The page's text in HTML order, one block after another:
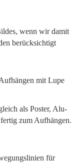
wenn wir damit
berücksichtigt
als Poster, Alu-
zum Aufhängen.